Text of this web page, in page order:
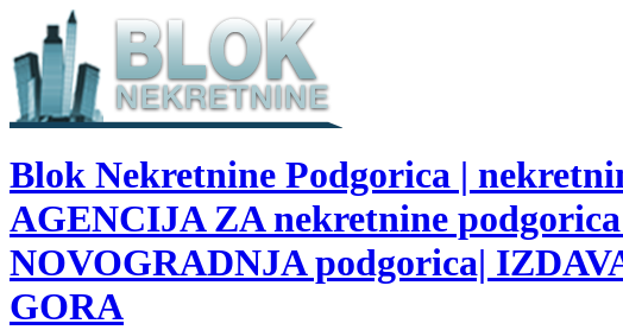
Blok Nekretnine Podgorica |
AGENCIJA ZA nekretnine
NOVOGRADNJA podgorica|
GORA